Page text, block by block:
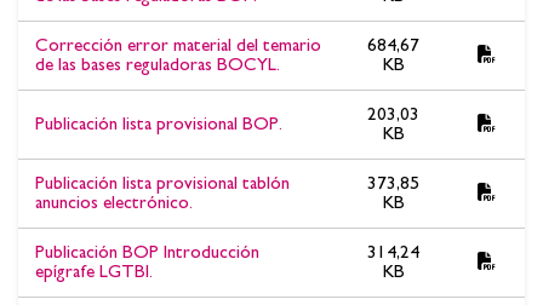
Corrección error material del temario
de las bases reguladoras BOCYL.
684,67
KB
Publicación lista provisional BOP.
203,03
KB
Publicación lista provisional tablón
anuncios electrónico.
373,85
KB
Publicación BOP Introducción
epígrafe LGTBI.
314,24
KB